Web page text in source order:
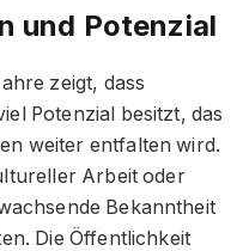
und Potenzial
zeigt, dass
Potenzial besitzt, das
weiter entfalten wird.
Arbeit oder
Bekanntheit
Die Öffentlichkeit